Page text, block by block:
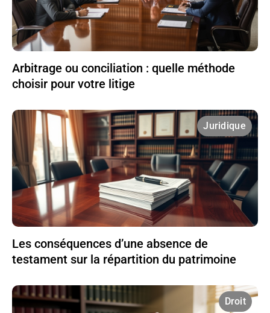
Arbitrage ou conciliation : quelle méthode
choisir pour votre litige
Juridique
Les conséquences d’une absence de
testament sur la répartition du patrimoine
Droit